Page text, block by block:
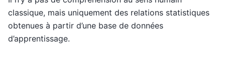
classique, mais uniquement des relations statistiques
obtenues à partir d’une base de données
d’apprentissage.